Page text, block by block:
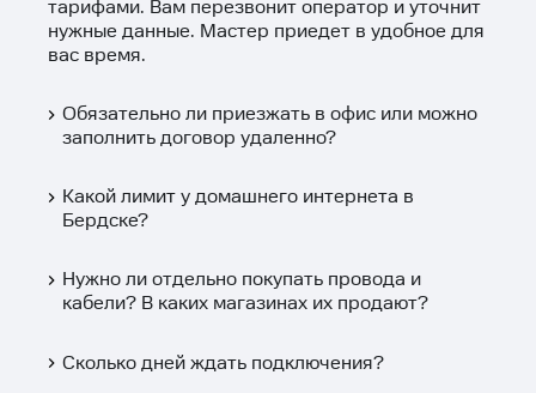
тарифами. Вам перезвонит оператор и уточнит
нужные данные. Мастер приедет в удобное для
вас время.
Обязательно ли приезжать в офис или можно
заполнить договор удаленно?
Какой лимит у домашнего интернета в
Бердске?
Нужно ли отдельно покупать провода и
кабели? В каких магазинах их продают?
Сколько дней ждать подключения?